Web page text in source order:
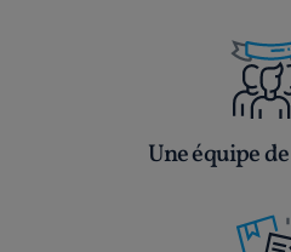
Une équipe